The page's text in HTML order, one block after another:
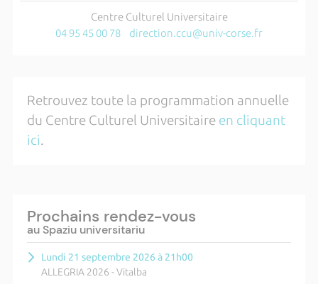
Centre Culturel Universitaire
04 95 45 00 78
direction.ccu@univ-corse.fr
Retrouvez toute la programmation annuelle
du Centre Culturel Universitaire en cliquant
ici.
Prochains rendez-vous
au Spaziu universitariu
Lundi 21 septembre 2026 à 21h00
ALLEGRIA 2026 - Vitalba